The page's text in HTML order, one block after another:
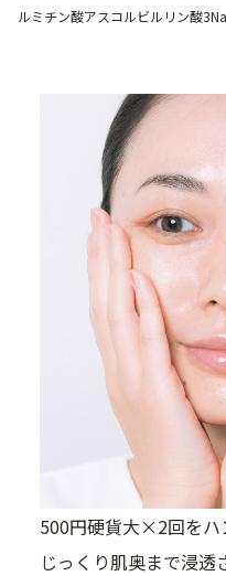
ルミチン酸アスコルビルリン酸
500円硬貨大×2回をハ
じっくり肌奥まで浸透